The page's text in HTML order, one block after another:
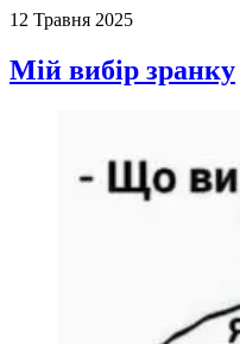
12 Травня 2025
Мій вибір зранку